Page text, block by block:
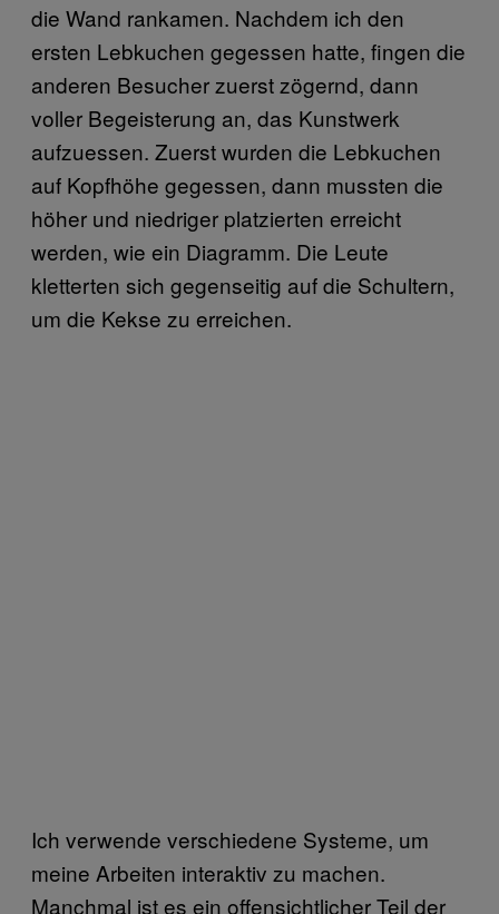
die Wand rankamen. Nachdem ich den
ersten Lebkuchen gegessen hatte, fingen die
anderen Besucher zuerst zögernd, dann
voller Begeisterung an, das Kunstwerk
aufzuessen. Zuerst wurden die Lebkuchen
auf Kopfhöhe gegessen, dann mussten die
höher und niedriger platzierten erreicht
werden, wie ein Diagramm. Die Leute
kletterten sich gegenseitig auf die Schultern,
um die Kekse zu erreichen.
Ich verwende verschiedene Systeme, um
meine Arbeiten interaktiv zu machen.
Manchmal ist es ein offensichtlicher Teil der